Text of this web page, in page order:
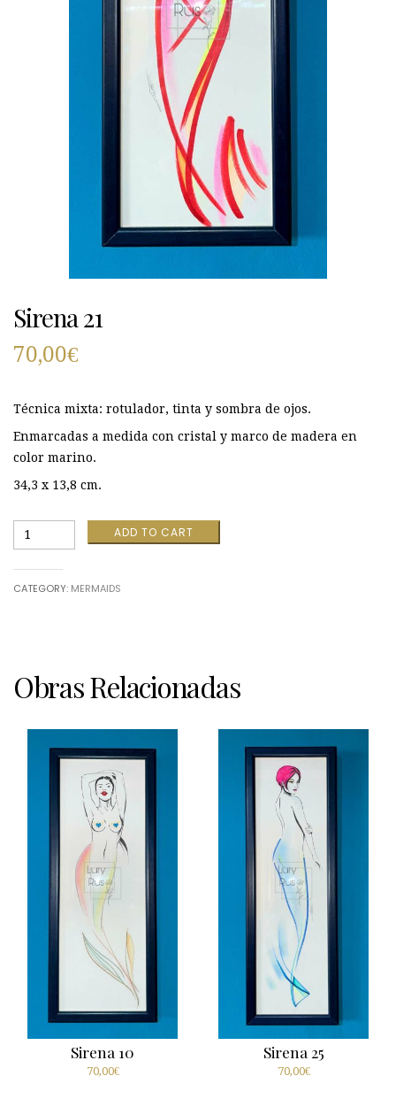
Sirena 21
70,00€
Técnica mixta: rotulador, tinta y sombra de ojos.
Enmarcadas a medida con cristal y marco de madera en
color marino.
34,3 x 13,8 cm.
Sirena
ADD TO CART
CATEGORY: MERMAIDS
Obras Relacionadas
Sirena 10
70,00€
Sirena 25
70,00€